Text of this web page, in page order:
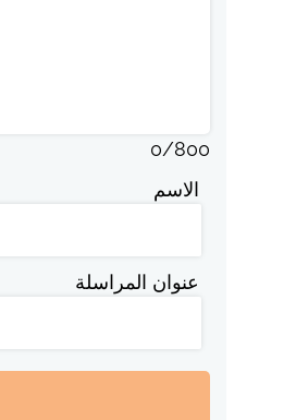
0/800
الاسم
عنوان المراسلة